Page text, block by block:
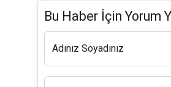
Bu Haber İçin Yorum
Adınız Soyadınız